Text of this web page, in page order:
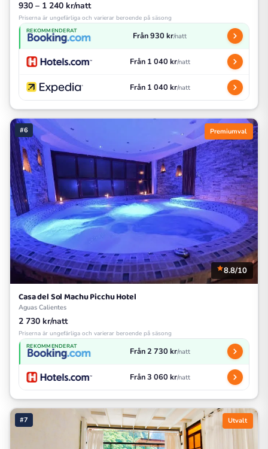
930 – 1 240 kr/natt
Priserna är ungefärliga och varierar beroende på säsong
REKOMMENDERAT Från 930 kr/natt
Från 1 040 kr/natt
Från 1 040 kr/natt
#6 Premiumval
8.8/10
Casa del Sol Machu Picchu Hotel
Aguas Calientes
2 730 kr/natt
Priserna är ungefärliga och varierar beroende på säsong
REKOMMENDERAT Från 2 730 kr/natt
Från 3 060 kr/natt
#7 Utvalt